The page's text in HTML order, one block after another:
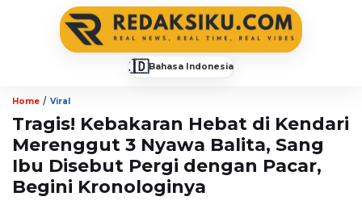
🇮🇩Bahasa Indonesia
Home / Viral
Tragis! Kebakaran Hebat di Kendari
Merenggut 3 Nyawa Balita, Sang
Ibu Disebut Pergi dengan Pacar,
Begini Kronologinya